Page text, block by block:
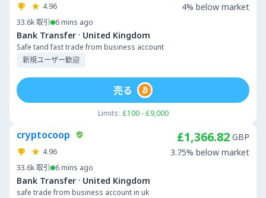
4.96
33.6k取引 6 mins ago
Bank Transfer · United Kingdom
Safe tand fast trade from business account
新規ユーザー歓迎
4% below market
Limits: £100 - £9,000
売る
cryptocoop
4.96
33.6k取引 6 mins ago
Bank Transfer · United Kingdom
safe trade from business account in uk
£1,366.82 GBP
3.75% below market